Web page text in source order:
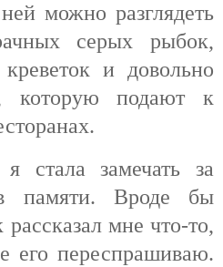
можно разглядеть
серых рыбок,
и довольно
которую подают к
стала замечать за
памяти. Вроде бы
рассказал мне что-то,
его переспрашиваю.